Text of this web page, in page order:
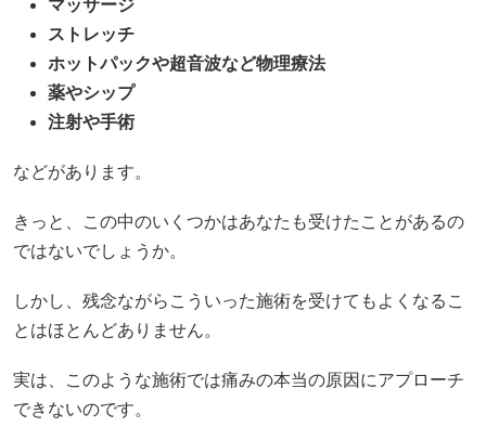
マッサージ
ストレッチ
ホットパックや超音波など物理療法
薬やシップ
注射や手術
などがあります。
きっと、この中のいくつかはあなたも受けたことがあるの
ではないでしょうか。
しかし、残念ながらこういった施術を受けてもよくなるこ
とはほとんどありません。
実は、このような施術では痛みの本当の原因にアプローチ
できないのです。